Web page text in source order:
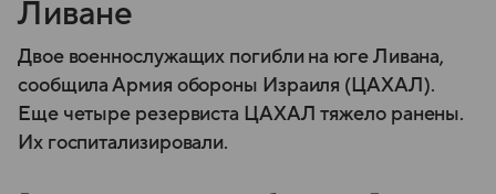
Ливане
Двое военнослужащих погибли на юге Ливана,
сообщила Армия обороны Израиля (ЦАХАЛ).
Еще четыре резервиста ЦАХАЛ тяжело ранены.
Их госпитализировали.